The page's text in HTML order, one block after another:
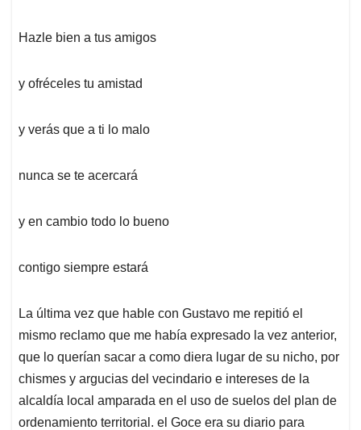
Hazle bien a tus amigos
y ofréceles tu amistad
y verás que a ti lo malo
nunca se te acercará
y en cambio todo lo bueno
contigo siempre estará
La última vez que hable con Gustavo me repitió el
mismo reclamo que me había expresado la vez anterior,
que lo querían sacar a como diera lugar de su nicho, por
chismes y argucias del vecindario e intereses de la
alcaldía local amparada en el uso de suelos del plan de
ordenamiento territorial. el Goce era su diario para